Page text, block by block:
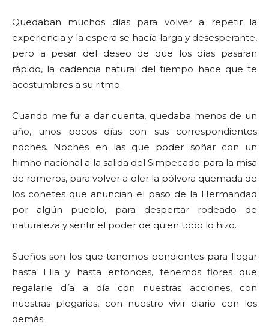
Quedaban muchos días para volver a repetir la
experiencia y la espera se hacía larga y desesperante,
pero a pesar del deseo de que los días pasaran
rápido, la cadencia natural del tiempo hace que te
acostumbres a su ritmo.
Cuando me fui a dar cuenta, quedaba menos de un
año, unos pocos días con sus correspondientes
noches. Noches en las que poder soñar con un
himno nacional a la salida del Simpecado para la misa
de romeros, para volver a oler la pólvora quemada de
los cohetes que anuncian el paso de la Hermandad
por algún pueblo, para despertar rodeado de
naturaleza y sentir el poder de quien todo lo hizo.
Sueños son los que tenemos pendientes para llegar
hasta Ella y hasta entonces, tenemos flores que
regalarle día a día con nuestras acciones, con
nuestras plegarias, con nuestro vivir diario con los
demás.